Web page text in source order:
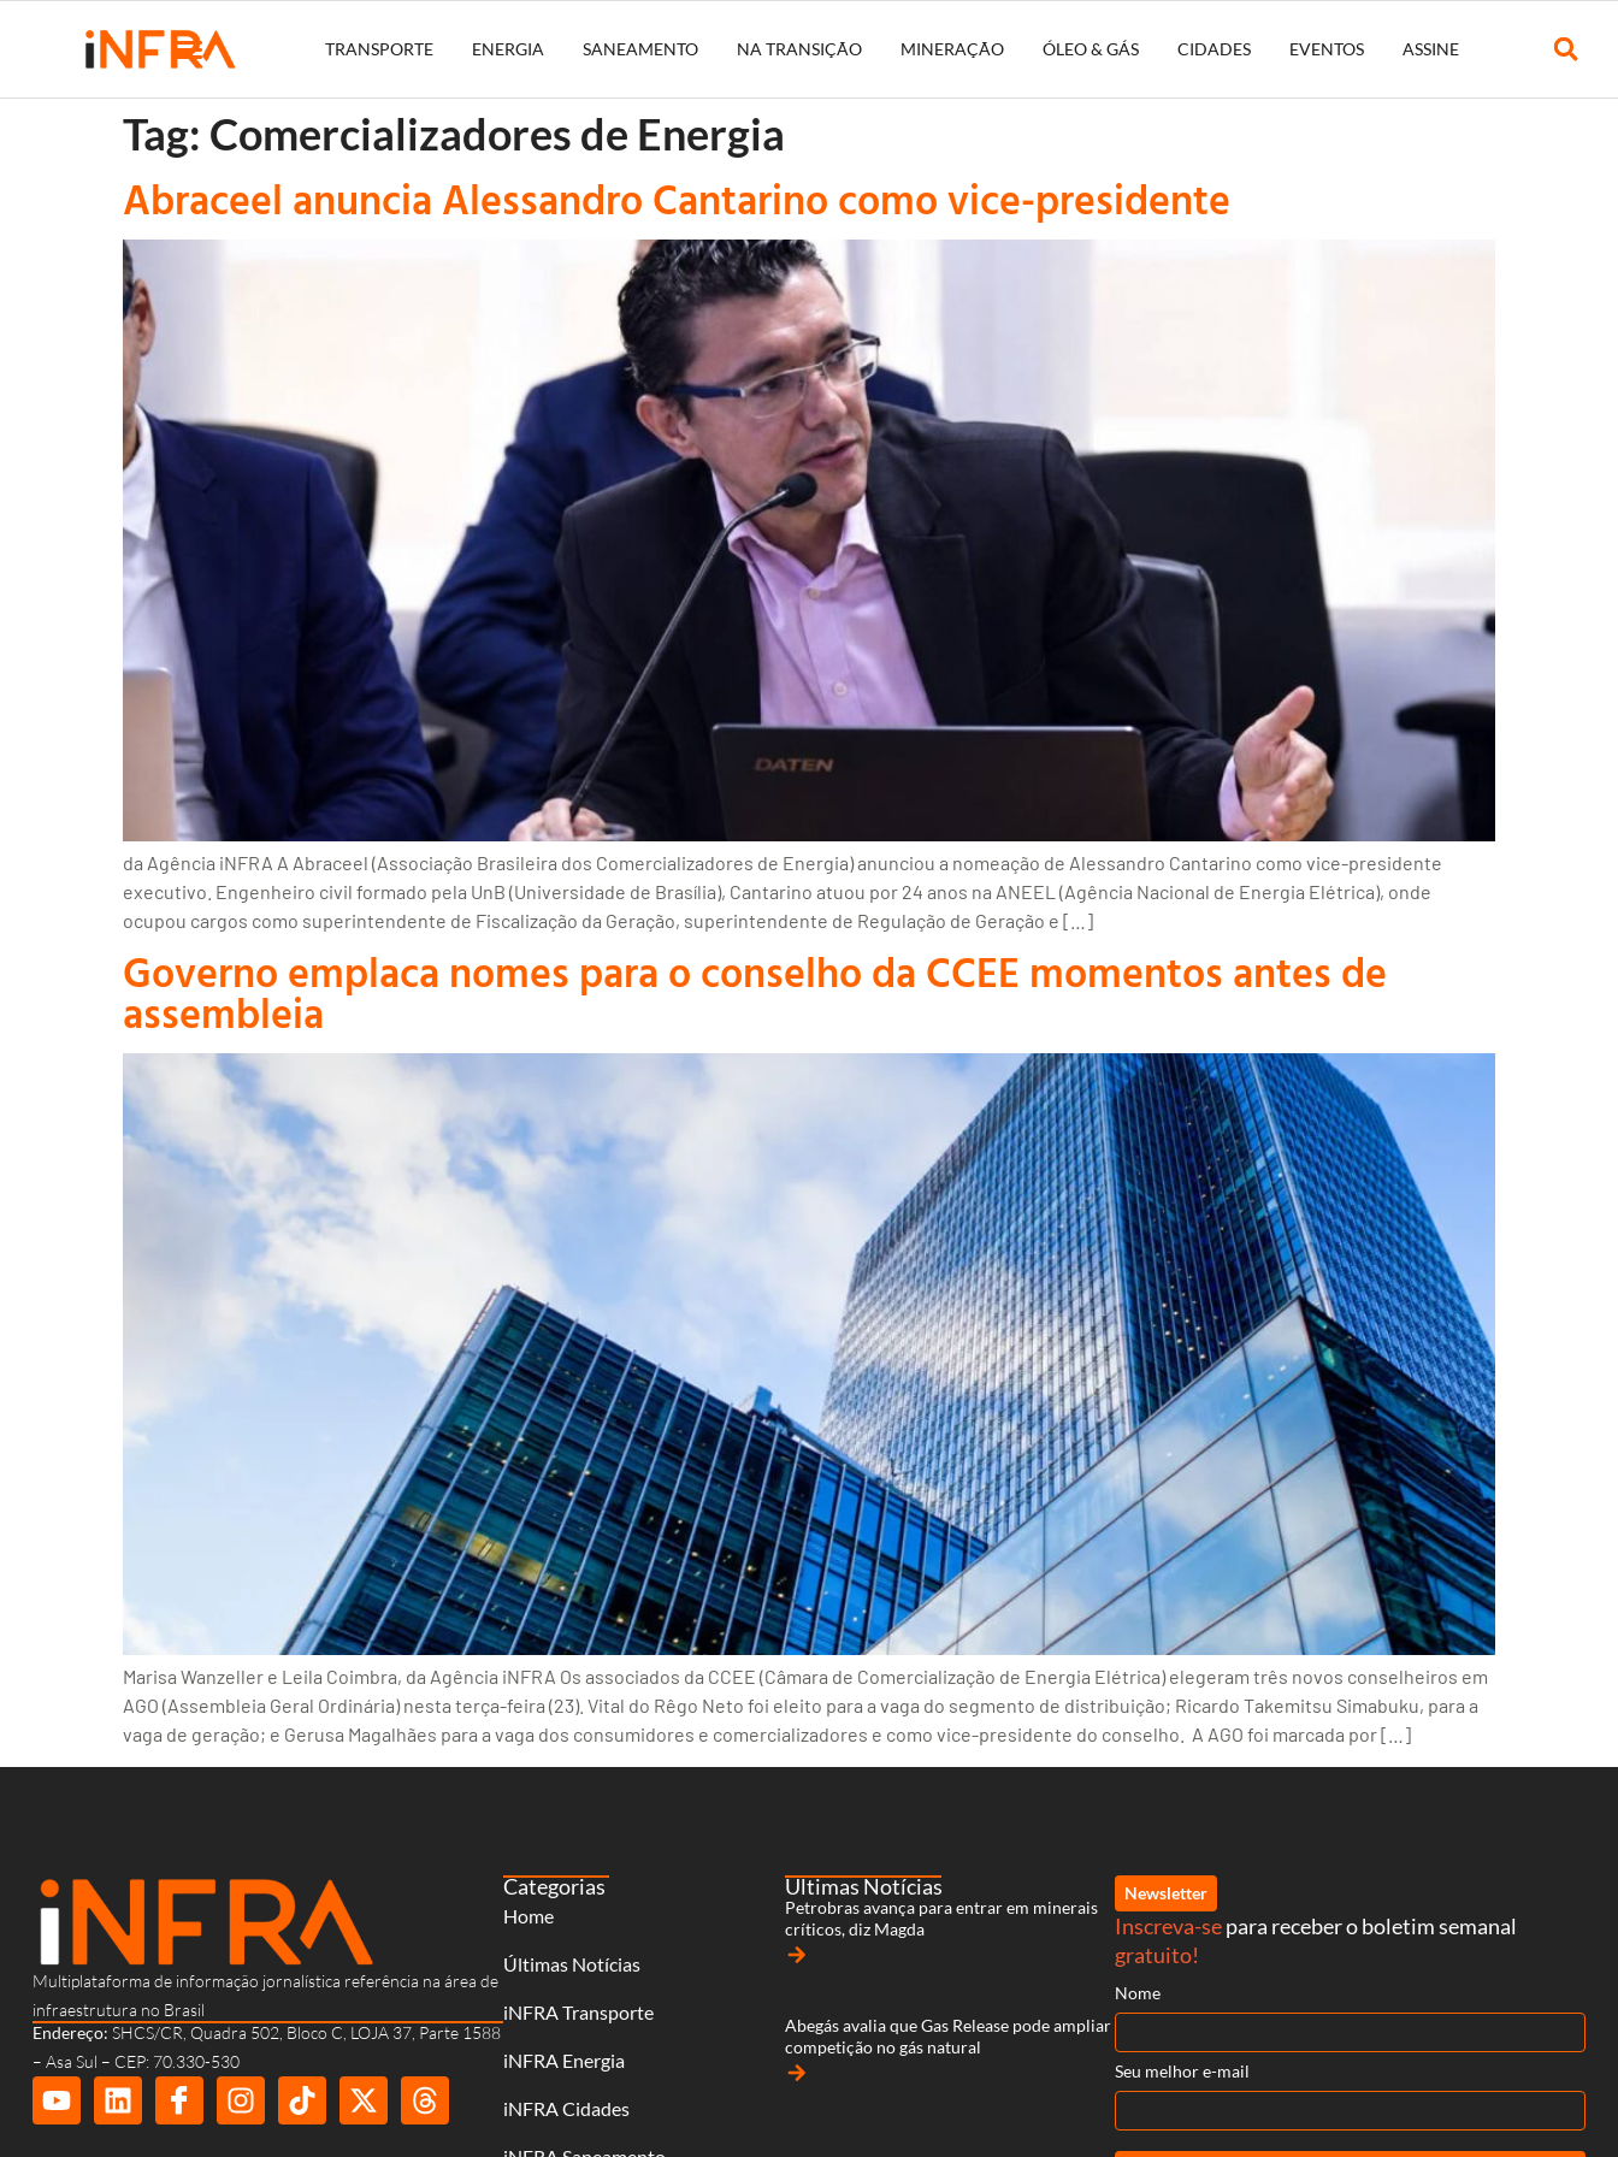
TRANSPORTE ENERGIA SANEAMENTO NA TRANSIÇÃO MINERAÇÃO ÓLEO & GÁS CIDADES EVENTOS ASSINE
Tag: Comercializadores de Energia
Abraceel anuncia Alessandro Cantarino como vice-presidente
da Agência iNFRA A Abraceel (Associação Brasileira dos Comercializadores de Energia) anunciou a nomeação de Alessandro Cantarino como vice-presidente
executivo. Engenheiro civil formado pela UnB (Universidade de Brasília), Cantarino atuou por 24 anos na ANEEL (Agência Nacional de Energia Elétrica), onde
ocupou cargos como superintendente de Fiscalização da Geração, superintendente de Regulação de Geração e […]
Governo emplaca nomes para o conselho da CCEE momentos antes de
assembleia
Marisa Wanzeller e Leila Coimbra, da Agência iNFRA Os associados da CCEE (Câmara de Comercialização de Energia Elétrica) elegeram três novos conselheiros em
AGO (Assembleia Geral Ordinária) nesta terça-feira (23). Vital do Rêgo Neto foi eleito para a vaga do segmento de distribuição; Ricardo Takemitsu Simabuku, para a
vaga de geração; e Gerusa Magalhães para a vaga dos consumidores e comercializadores e como vice-presidente do conselho. A AGO foi marcada por […]
Multiplataforma de informação jornalística referência na área de
infraestrutura no Brasil
Endereço: SHCS/CR, Quadra 502, Bloco C, LOJA 37, Parte 1588
– Asa Sul – CEP: 70.330-530
Categorias
Home
Últimas Notícias
iNFRA Transporte
iNFRA Energia
iNFRA Cidades
Últimas Notícias
Petrobras avança para entrar em minerais
críticos, diz Magda
arrow_forward
Abegás avalia que Gas Release pode ampliar
competição no gás natural
arrow_forward
Newsletter
Inscreva-separa receber o boletim semanal
gratuito!
Nome
Seu melhor e-mail